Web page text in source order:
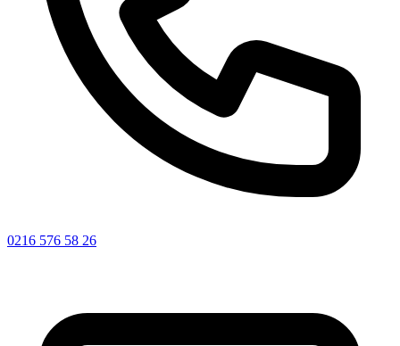
0216 576 58 26